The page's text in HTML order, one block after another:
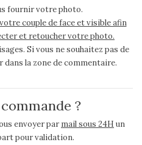
fournir votre photo.
couple de face et visible afin
et retoucher votre photo.
Si vous ne souhaitez pas de
la zone de commentaire.
?
envoyer par mail sous 24H un
pour validation.